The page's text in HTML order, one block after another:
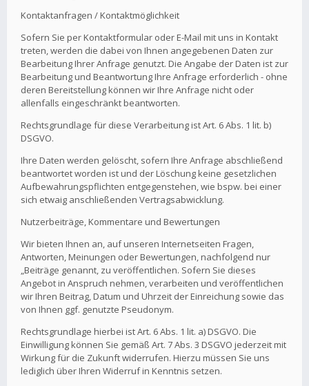
Kontaktanfragen / Kontaktmöglichkeit
Sofern Sie per Kontaktformular oder E-Mail mit uns in Kontakt
treten, werden die dabei von Ihnen angegebenen Daten zur
Bearbeitung Ihrer Anfrage genutzt. Die Angabe der Daten ist zur
Bearbeitung und Beantwortung Ihre Anfrage erforderlich - ohne
deren Bereitstellung können wir Ihre Anfrage nicht oder
allenfalls eingeschränkt beantworten.
Rechtsgrundlage für diese Verarbeitung ist Art. 6 Abs. 1 lit. b)
DSGVO.
Ihre Daten werden gelöscht, sofern Ihre Anfrage abschließend
beantwortet worden ist und der Löschung keine gesetzlichen
Aufbewahrungspflichten entgegenstehen, wie bspw. bei einer
sich etwaig anschließenden Vertragsabwicklung.
Nutzerbeiträge, Kommentare und Bewertungen
Wir bieten Ihnen an, auf unseren Internetseiten Fragen,
Antworten, Meinungen oder Bewertungen, nachfolgend nur
„Beiträge genannt, zu veröffentlichen. Sofern Sie dieses
Angebot in Anspruch nehmen, verarbeiten und veröffentlichen
wir Ihren Beitrag, Datum und Uhrzeit der Einreichung sowie das
von Ihnen ggf. genutzte Pseudonym.
Rechtsgrundlage hierbei ist Art. 6 Abs. 1 lit. a) DSGVO. Die
Einwilligung können Sie gemäß Art. 7 Abs. 3 DSGVO jederzeit mit
Wirkung für die Zukunft widerrufen. Hierzu müssen Sie uns
lediglich über Ihren Widerruf in Kenntnis setzen.